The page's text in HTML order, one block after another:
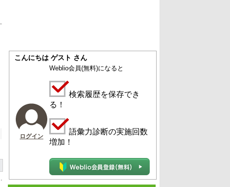
こんにちは ゲスト さん
ログイン
Weblio会員(無料)になると
検索履歴を保存でき
る！
語彙力診断の実施回数
増加！